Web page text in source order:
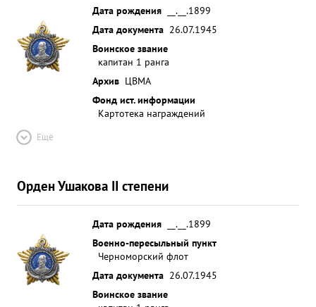
Дата рождения
__.__.1899
Дата документа 26.07.1945
Воинское звание
капитан 1 ранга
Архив ЦВМА
Фонд ист. информации
Картотека награждений
Ещё
Орден Ушакова II степени
Дата рождения
__.__.1899
Военно-пересыльный пункт
Черноморский флот
Дата документа 26.07.1945
Воинское звание